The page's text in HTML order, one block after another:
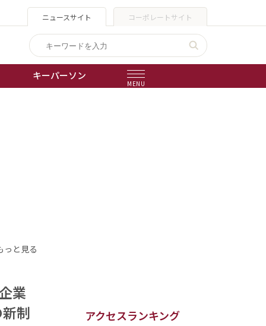
ニュースサイト コーポレートサイト
キーパーソン
MENU
っと見る
業
制
アクセスランキング